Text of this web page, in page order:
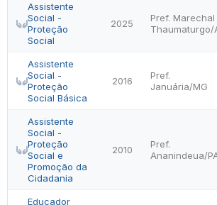
Assistente
Social -
Proteção
Social
2025
Pref. Marechal
Thaumaturgo/
Assistente
Social -
Proteção
Social Básica
2016
Pref.
Januária/MG
Assistente
Social -
Proteção
Social e
Promoção da
Cidadania
2010
Pref.
Ananindeua/
Educador